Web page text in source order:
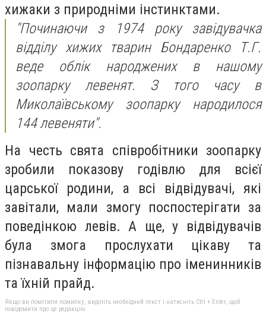
хижаки з природніми інстинктами.
"Починаючи з 1974 року завідувачка
відділу хижих тварин Бондаренко Т.Г.
веде облік народжених в нашому
зоопарку левенят. З того часу в
Миколаївському зоопарку народилося
144 левеняти".
На честь свята співробітники зоопарку
зробили показову годівлю для всієї
царської родини, а всі відвідувачі, які
завітали, мали змогу поспостерігати за
поведінкою левів. А ще, у відвідувачів
була змога прослухати цікаву та
пізнавальну інформацію про іменинників
та їхній прайд.
Якщо ви помітили помилку, виділіть необхідний текст і натисніть Ctrl + Enter, щоб
повідомити про це редакцію